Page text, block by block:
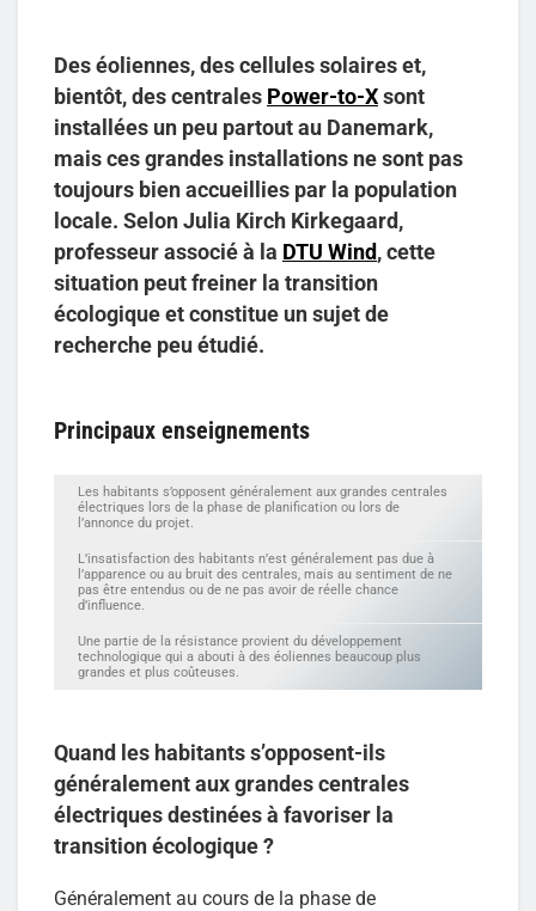
Des éoliennes, des cellules solaires et,
bientôt, des centrales Power-to-Xsont
installées un peu partout au Danemark,
mais ces grandes installations ne sont pas
toujours bien accueillies par la population
locale. Selon Julia Kirch Kirkegaard,
professeur associé à la DTU Wind, cette
situation peut freiner la transition
écologique et constitue un sujet de
recherche peu étudié.
Principaux enseignements
Les habitants s’opposent généralement aux grandes centrales
électriques lors de la phase de planification ou lors de
l’annonce du projet.
L’insatisfaction des habitants n’est généralement pas due à
l’apparence ou au bruit des centrales, mais au sentiment de ne
pas être entendus ou de ne pas avoir de réelle chance
d’influence.
Une partie de la résistance provient du développement
technologique qui a abouti à des éoliennes beaucoup plus
grandes et plus coûteuses.
Quand les habitants s’opposent-ils
généralement aux grandes centrales
électriques destinées à favoriser la
transition écologique ?
Généralement au cours de la phase de